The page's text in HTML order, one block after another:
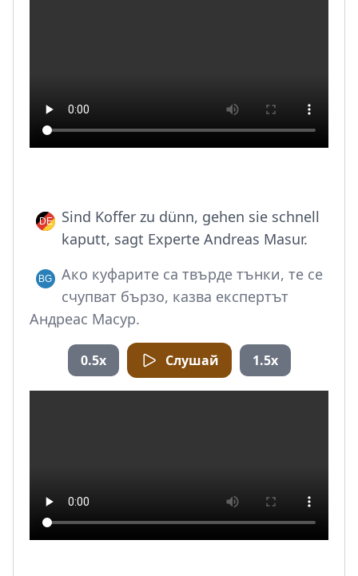
Sind Koffer zu dünn, gehen sie schnell
kaputt, sagt Experte Andreas Masur.
Ако куфарите са твърде тънки, те се
счупват бързо, казва експертът
Андреас Масур.
0.5x Слушай 1.5x